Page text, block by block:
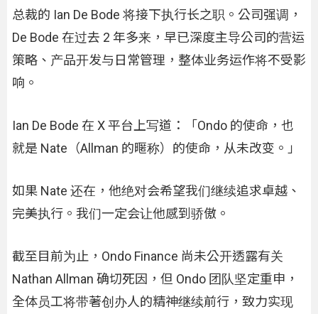
总裁的 Ian De Bode 将接下执行长之职。公司强调，
De Bode 在过去 2 年多来，早已深度主导公司的营运
策略、产品开发与日常管理，整体业务运作将不受影
响。
Ian De Bode 在 X 平台上写道：「Ondo 的使命，也
就是 Nate（Allman 的暱称）的使命，从未改变。」
如果 Nate 还在，他绝对会希望我们继续追求卓越、
完美执行。我们一定会让他感到骄傲。
截至目前为止，Ondo Finance 尚未公开透露有关
Nathan Allman 确切死因，但 Ondo 团队坚定重申，
全体员工将带著创办人的精神继续前行，致力实现